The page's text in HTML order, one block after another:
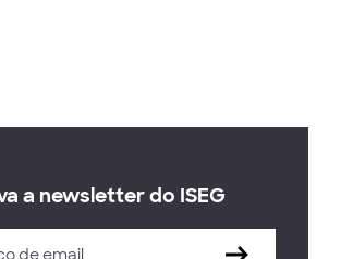
a newsletter do ISEG